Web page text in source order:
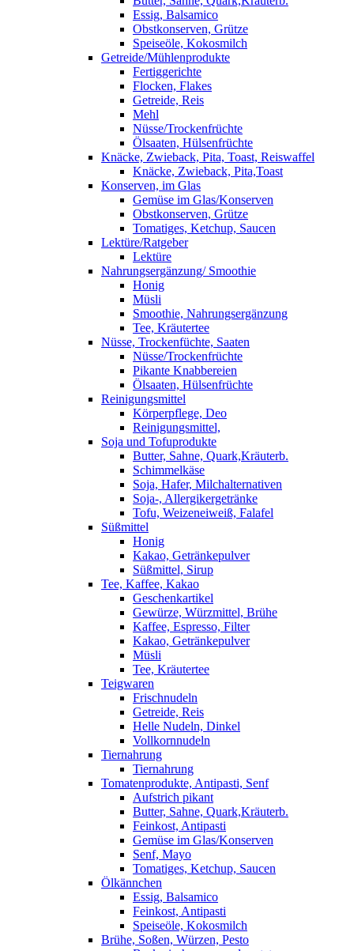
Essig, Balsamico
Obstkonserven, Grütze
Speiseöle, Kokosmilch
Getreide/Mühlenprodukte
Fertiggerichte
Flocken, Flakes
Getreide, Reis
Mehl
Nüsse/Trockenfrüchte
Ölsaaten, Hülsenfrüchte
Knäcke, Zwieback, Pita, Toast, Reiswaffel
Knäcke, Zwieback, Pita,Toast
Konserven, im Glas
Gemüse im Glas/Konserven
Obstkonserven, Grütze
Tomatiges, Ketchup, Saucen
Lektüre/Ratgeber
Lektüre
Nahrungsergänzung/ Smoothie
Honig
Müsli
Smoothie, Nahrungsergänzung
Tee, Kräutertee
Nüsse, Trockenfüchte, Saaten
Nüsse/Trockenfrüchte
Pikante Knabbereien
Ölsaaten, Hülsenfrüchte
Reinigungsmittel
Körperpflege, Deo
Reinigungsmittel,
Soja und Tofuprodukte
Butter, Sahne, Quark,Kräuterb.
Schimmelkäse
Soja, Hafer, Milchalternativen
Soja-, Allergikergetränke
Tofu, Weizeneiweiß, Falafel
Süßmittel
Honig
Kakao, Getränkepulver
Süßmittel, Sirup
Tee, Kaffee, Kakao
Geschenkartikel
Gewürze, Würzmittel, Brühe
Kaffee, Espresso, Filter
Kakao, Getränkepulver
Müsli
Tee, Kräutertee
Teigwaren
Frischnudeln
Getreide, Reis
Helle Nudeln, Dinkel
Vollkornnudeln
Tiernahrung
Tiernahrung
Tomatenprodukte, Antipasti, Senf
Aufstrich pikant
Butter, Sahne, Quark,Kräuterb.
Feinkost, Antipasti
Gemüse im Glas/Konserven
Senf, Mayo
Tomatiges, Ketchup, Saucen
Ölkännchen
Essig, Balsamico
Feinkost, Antipasti
Speiseöle, Kokosmilch
Brühe, Soßen, Würzen, Pesto